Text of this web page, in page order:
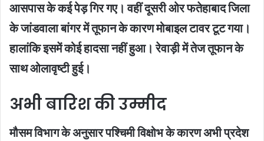
आसपास के कई पेड़ गिर गए। वहीं दूसरी ओर फतेहाबाद जिला
के जांडवाला बांगर में तूफान के कारण मोबाइल टावर टूट गया।
हालांकि इसमें कोई हादसा नहीं हुआ। रेवाड़ी में तेज तूफान के
साथ ओलावृष्टी हुई।
अभी बारिश की उम्मीद
मौसम विभाग के अनुसार पश्चिमी विक्षोभ के कारण अभी प्रदेश